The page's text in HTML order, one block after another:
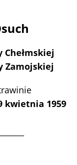
Zamojskiej
kwietnia 1959